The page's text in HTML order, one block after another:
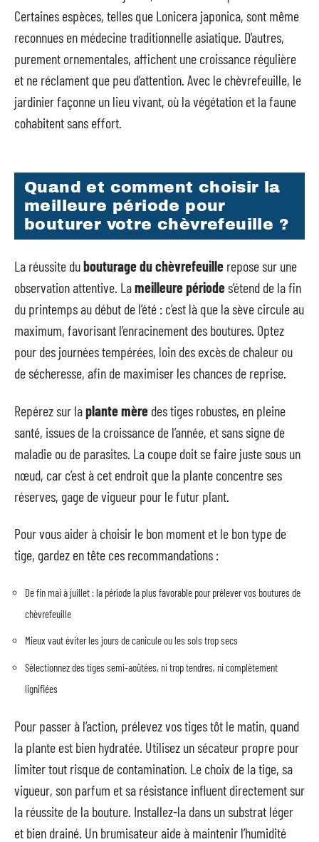
Certaines espèces, telles que Lonicera japonica, sont même
reconnues en médecine traditionnelle asiatique. D’autres,
purement ornementales, affichent une croissance régulière
et ne réclament que peu d’attention. Avec le chèvrefeuille, le
jardinier façonne un lieu vivant, où la végétation et la faune
cohabitent sans effort.
Quand et comment choisir la
meilleure période pour
bouturer votre chèvrefeuille ?
La réussite dubouturage du chèvrefeuille repose sur une
observation attentive. Lameilleure périodes’étend de la fin
du printemps au début de l’été : c’est là que la sève circule au
maximum, favorisant l’enracinement des boutures. Optez
pour des journées tempérées, loin des excès de chaleur ou
de sécheresse, afin de maximiser les chances de reprise.
Repérez sur laplante mère des tiges robustes, en pleine
santé, issues de la croissance de l’année, et sans signe de
maladie ou de parasites. La coupe doit se faire juste sous un
nœud, car c’est à cet endroit que la plante concentre ses
réserves, gage de vigueur pour le futur plant.
Pour vous aider à choisir le bon moment et le bon type de
tige, gardez en tête ces recommandations :
De fin mai à juillet : la période la plus favorable pour prélever vos boutures de
chèvrefeuille
Mieux vaut éviter les jours de canicule ou les sols trop secs
Sélectionnez des tiges semi-aoûtées, ni trop tendres, ni complètement
lignifiées
Pour passer à l’action, prélevez vos tiges tôt le matin, quand
la plante est bien hydratée. Utilisez un sécateur propre pour
limiter tout risque de contamination. Le choix de la tige, sa
vigueur, son parfum et sa résistance influent directement sur
la réussite de la bouture. Installez-la dans un substrat léger
et bien drainé. Un brumisateur aide à maintenir l’humidité